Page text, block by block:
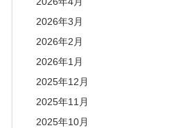
2026年3月
2026年2月
2026年1月
2025年12月
2025年11月
2025年10月